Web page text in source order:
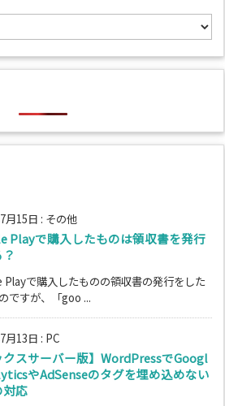
月15日 : その他
Playで購入したものは領収書を発行
Playで購入したものの領収書の発行をした
ですが、「goo ...
月13日 : PC
クスサーバー版】WordPressでGoogl
やAdSenseのタグを埋め込めない
対応